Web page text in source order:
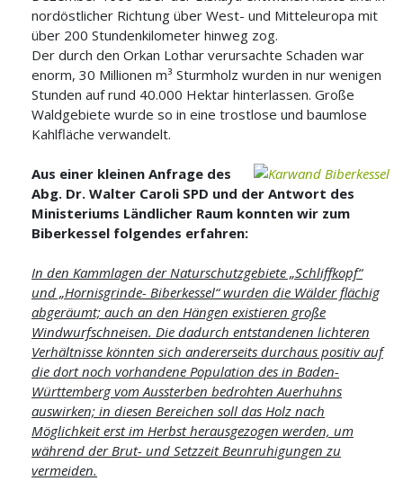
nordöstlicher Richtung über West- und Mitteleuropa mit
über 200 Stundenkilometer hinweg zog.
Der durch den Orkan Lothar verursachte Schaden war
enorm, 30 Millionen m³ Sturmholz wurden in nur wenigen
Stunden auf rund 40.000 Hektar hinterlassen. Große
Waldgebiete wurde so in eine trostlose und baumlose
Kahlfläche verwandelt.
Aus einer kleinen Anfrage des
Abg. Dr. Walter Caroli SPD und der Antwort des
Ministeriums Ländlicher Raum konnten wir zum
Biberkessel folgendes erfahren:
In den Kammlagen der Naturschutzgebiete „Schliffkopf“
und „Hornisgrinde- Biberkessel“ wurden die Wälder flächig
abgeräumt; auch an den Hängen existieren große
Windwurfschneisen. Die dadurch entstandenen lichteren
Verhältnisse könnten sich andererseits durchaus positiv auf
die dort noch vorhandene Population des in Baden-
Württemberg vom Aussterben bedrohten Auerhuhns
auswirken; in diesen Bereichen soll das Holz nach
Möglichkeit erst im Herbst herausgezogen werden, um
während der Brut- und Setzzeit Beunruhigungen zu
vermeiden.